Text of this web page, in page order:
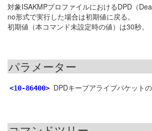
対象ISAKMPプロファイルにおけるDPD（
no形式で実行した場合は初期値に戻る。
初期値（本コマンド未設定時の値）は30秒。
パラメーター
<10-86400> DPDキープアライブパケット